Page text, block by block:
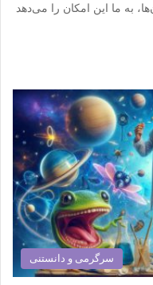
به ما این امکان را می‌دهد
سرگرمی و دانستنی